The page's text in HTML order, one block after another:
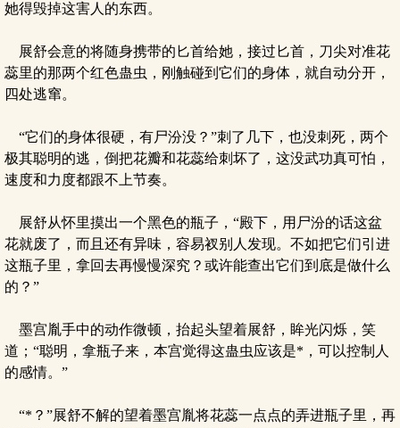
她得毁掉这害人的东西。
展舒会意的将随身携带的匕首给她，接过匕首，刀尖对准花
蕊里的那两个红色蛊虫，刚触碰到它们的身体，就自动分开，
四处逃窜。
“它们的身体很硬，有尸汾没？”刺了几下，也没刺死，两个
极其聪明的逃，倒把花瓣和花蕊给刺坏了，这没武功真可怕，
速度和力度都跟不上节奏。
展舒从怀里摸出一个黑色的瓶子，“殿下，用尸汾的话这盆
花就废了，而且还有异味，容易衩别人发现。不如把它们引进
这瓶子里，拿回去再慢慢深究？或许能查出它们到底是做什么
的？”
墨宫胤手中的动作微顿，抬起头望着展舒，眸光闪烁，笑
道；“聪明，拿瓶子来，本宫觉得这蛊虫应该是*，可以控制人
的感情。”
“*？”展舒不解的望着墨宫胤将花蕊一点点的弄进瓶子里，再